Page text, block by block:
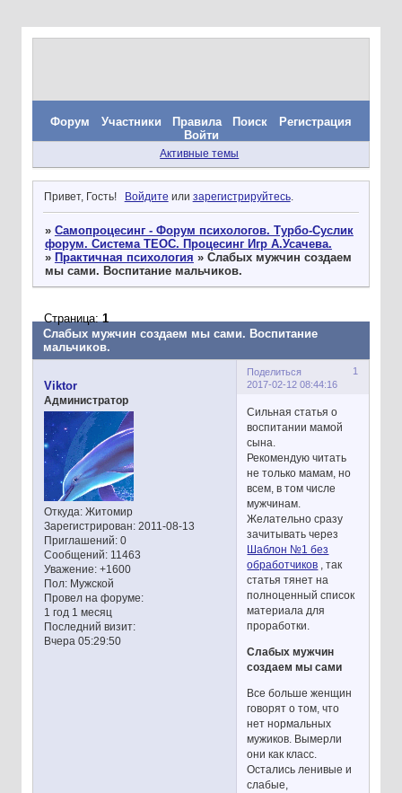
Форум Участники Правила Поиск
Регистрация
Войти
Активные темы
Привет, Гость! Войдите или зарегистрируйтесь.
» Самопроцесинг - Форум психологов. Турбо-Суслик
форум. Система ТЕОС. Процесинг Игр А.Усачева.
» Практичная психология » Слабых мужчин создаем
мы сами. Воспитание мальчиков.
Слабых мужчин создаем мы сами. Воспитание
мальчиков.
Страница:1
Поделиться
1
2017-02-12 08:44:16
Viktor
Администратор
Откуда:Житомир
Зарегистрирован: 2011-08-13
Приглашений:0
Сообщений:11463
Уважение: +1600
Пол:Мужской
Провел на форуме:
1 год 1 месяц
Последний визит:
Вчера 05:29:50
Сильная статья о
воспитании мамой
сына.
Рекомендую читать
не только мамам, но
всем, в том числе
мужчинам.
Желательно сразу
зачитывать через
Шаблон №1 без
обработчиков , так
статья тянет на
полноценный список
материала для
проработки.
Слабых мужчин
создаем мы сами
Все больше женщин
говорят о том, что
нет нормальных
мужиков. Вымерли
они как класс.
Остались ленивые и
слабые,